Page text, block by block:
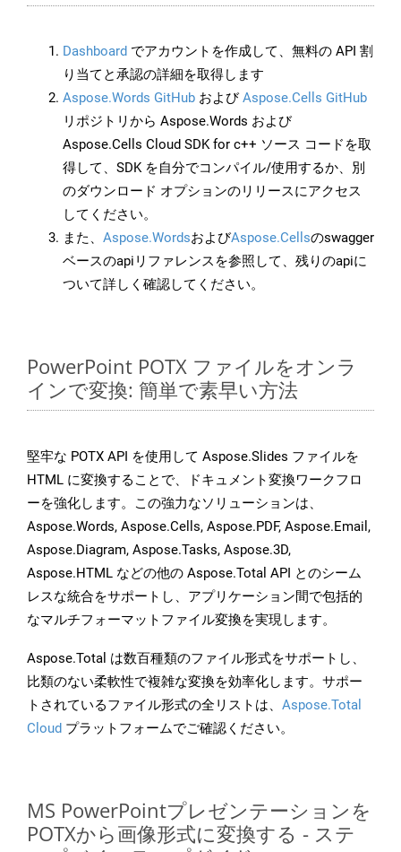
Dashboard でアカウントを作成して、無料の API 割
り当てと承認の詳細を取得します
Aspose.Words GitHub およびAspose.Cells GitHub
リポジトリから Aspose.Words および
Aspose.Cells Cloud SDK for c++ ソース コードを取
得して、SDK を自分でコンパイル/使用するか、別
のダウンロード オプションのリリースにアクセス
してください。
また、 Aspose.WordsおよびAspose.Cellsのswagger
ベースのapiリファレンスを参照して、残りのapiに
ついて詳しく確認してください。
PowerPoint POTX ファイルをオンラ
インで変換: 簡単で素早い方法
堅牢な POTX API を使用して Aspose.Slides ファイルを
HTML に変換することで、ドキュメント変換ワークフロ
ーを強化します。この強力なソリューションは、
Aspose.Words, Aspose.Cells, Aspose.PDF, Aspose.Email,
Aspose.Diagram, Aspose.Tasks, Aspose.3D,
Aspose.HTML などの他の Aspose.Total API とのシーム
レスな統合をサポートし、アプリケーション間で包括的
なマルチフォーマットファイル変換を実現します。
Aspose.Total は数百種類のファイル形式をサポートし、
比類のない柔軟性で複雑な変換を効率化します。サポー
トされているファイル形式の全リストは、 Aspose.Total
Cloud プラットフォームでご確認ください。
MS PowerPointプレゼンテーションを
POTXから画像形式に変換する - ステ